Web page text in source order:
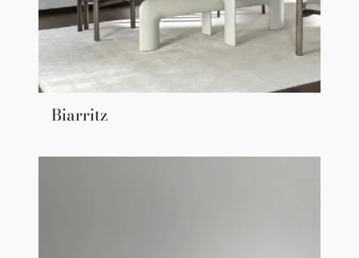
Biarritz